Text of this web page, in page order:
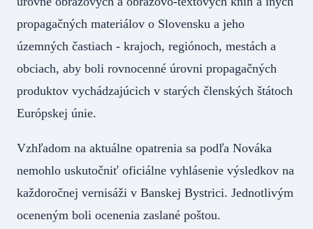
propagačných materiálov o Slovensku a jeho
územných častiach - krajoch, regiónoch, mestách a
obciach, aby boli rovnocenné úrovni propagačných
produktov vychádzajúcich v starých členských štátoch
Európskej únie.
Vzhľadom na aktuálne opatrenia sa podľa Nováka
nemohlo uskutočniť oficiálne vyhlásenie výsledkov na
každoročnej vernisáži v Banskej Bystrici. Jednotlivým
oceneným boli ocenenia zaslané poštou.